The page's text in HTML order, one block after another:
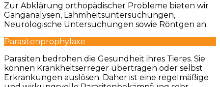
Zur Abklärung orthopädischer Probleme bieten wir
Ganganalysen, Lahmheitsuntersuchungen,
Neurologische Untersuchungen sowie Röntgen an.
Parasitenprophylaxe
Parasiten bedrohen die Gesundheit ihres Tieres. Sie
können Krankheitserreger übertragen oder selbst
Erkrankungen auslösen. Daher ist eine regelmäßige